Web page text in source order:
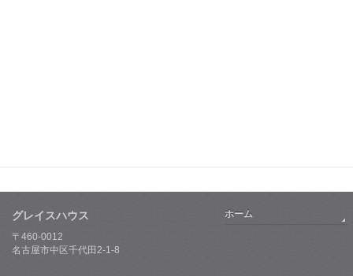
グレイスハウス
〒460-0012
名古屋市中区千代田2-1-8
ホーム